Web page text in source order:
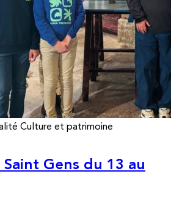
Culture et patrimoine
Gens du 13 au